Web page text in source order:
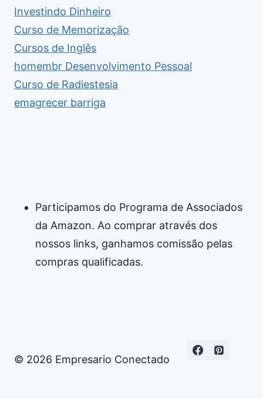
Investindo Dinheiro
Curso de Memorização
Cursos de Inglês
homembr Desenvolvimento Pessoal
Curso de Radiestesia
emagrecer barriga
Participamos do Programa de Associados
da Amazon. Ao comprar através dos
nossos links, ganhamos comissão pelas
compras qualificadas.
© 2026 Empresario Conectado